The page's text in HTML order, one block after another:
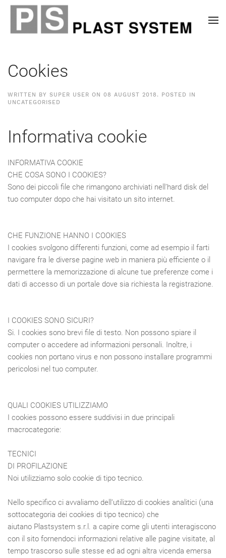
Cookies
WRITTEN BY SUPER USER ON 08 AUGUST 2018 . POSTED IN
UNCATEGORISED
Informativa cookie
INFORMATIVA COOKIE
CHE COSA SONO I COOKIES?
Sono dei piccoli file che rimangono archiviati nell’hard disk del
tuo computer dopo che hai visitato un sito internet.
CHE FUNZIONE HANNO I COOKIES
I cookies svolgono differenti funzioni, come ad esempio il farti
navigare fra le diverse pagine web in maniera più efficiente o il
permettere la memorizzazione di alcune tue preferenze come i
dati di accesso di un portale dove sia richiesta la registrazione.
I COOKIES SONO SICURI?
Si. I cookies sono brevi file di testo. Non possono spiare il
computer o accedere ad informazioni personali. Inoltre, i
cookies non portano virus e non possono installare programmi
pericolosi nel tuo computer.
QUALI COOKIES UTILIZZIAMO
I cookies possono essere suddivisi in due principali
macrocategorie:
TECNICI
DI PROFILAZIONE
Noi utilizziamo solo cookie di tipo tecnico.
Nello specifico ci avvaliamo dell’utilizzo di cookies analitici (una
sottocategoria dei cookies di tipo tecnico) che
aiutano Plastsystem s.r.l. a capire come gli utenti interagiscono
con il sito fornendoci informazioni relative alle pagine visitate, al
tempo trascorso sulle stesse ed ad ogni altra vicenda emersa